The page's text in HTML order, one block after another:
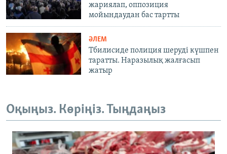
жариялап, оппозиция
мойындаудан бас тартты
ӘЛЕМ
Тбилисиде полиция шеруді күшпен
таратты. Наразылық жалғасып
жатыр
Оқыңыз. Көріңіз. Тыңдаңыз